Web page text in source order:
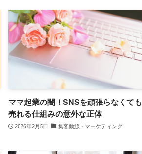
ママ起業の闇！SNSを頑張らなくても
売れる仕組みの意外な正体
2026年2月5日 集客動線・マーケティング